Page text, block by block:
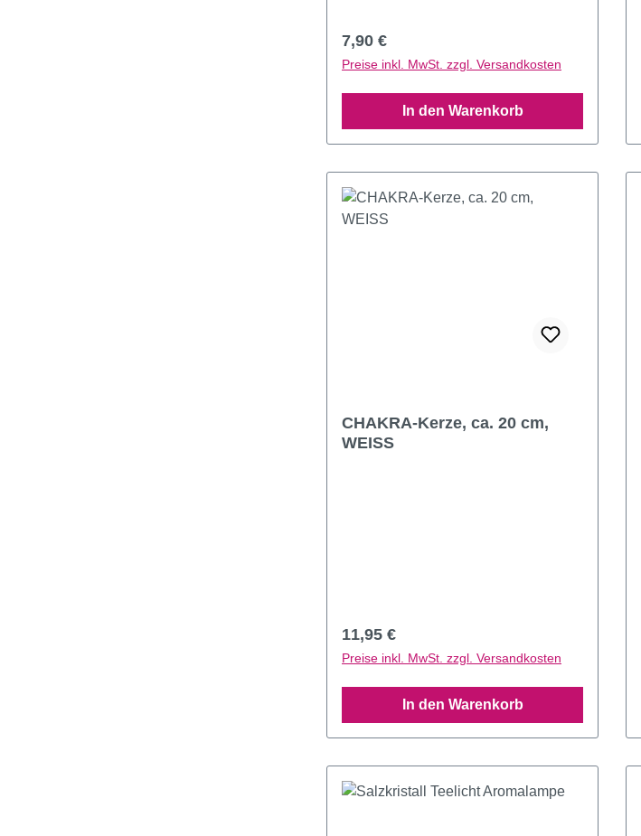
Regulärer Preis:
7,90 €
Preise inkl. MwSt. zzgl. Versandkosten
In den Warenkorb
CHAKRA-Kerze, ca. 20 cm,
WEISS
Regulärer Preis:
11,95 €
Preise inkl. MwSt. zzgl. Versandkosten
In den Warenkorb